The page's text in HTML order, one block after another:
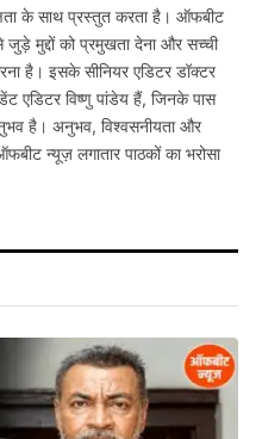
के साथ प्रस्तुत करता है। ऑफबीट
मुद्दों को प्रमुखता देना और सच्ची
है। इसके सीनियर एडिटर डॉक्टर
एडिटर विष्णु पांडेय हैं, जिनके पास
है। अनुभव, विश्वसनीयता और
न्यूज़ लगातार पाठकों का भरोसा